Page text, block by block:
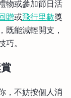
物或參加節日活
贈或飛行里數獎
既能減輕開支，
。
，不妨按個人消